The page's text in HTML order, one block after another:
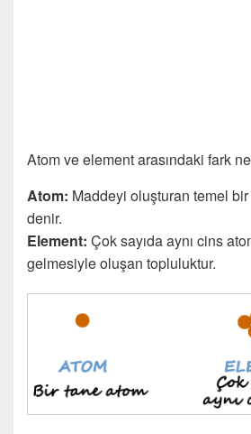
Atom ve element arasındaki fark
Atom: Maddeyi oluşturan temel
denir.
Element: Çok sayıda aynı cins
gelmesiyle oluşan topluluktur.